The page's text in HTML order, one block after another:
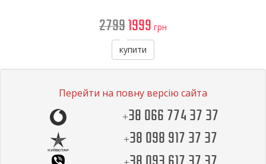
27991999 грн
купити
Перейти на повну версію сайта
+38 066 774 37 37
+38 098 917 37 37
+38 093 617 37 37